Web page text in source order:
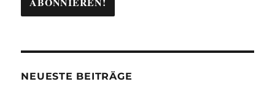
NEUESTE BEITRÄGE